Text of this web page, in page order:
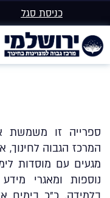
כניסת סגל
ספרייה זו משמשת
המרכז הגבוה
מגעים עם מוסדות
נוספות ומאגרי